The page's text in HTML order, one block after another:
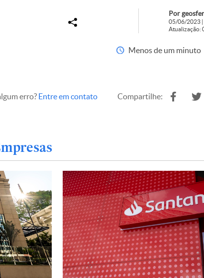
Por
05/06/2023 |
Atualização:
Menos de um minuto
erro? Entre em contato Compartilhe: